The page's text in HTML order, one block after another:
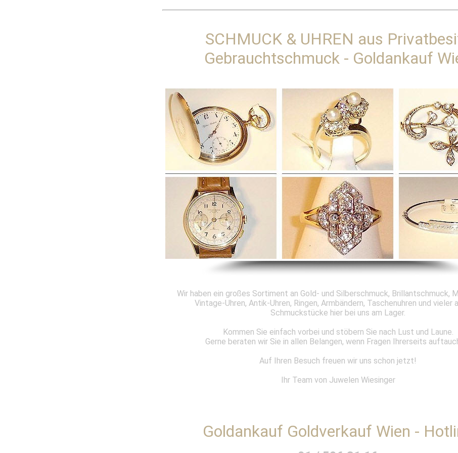
SCHMUCK & UHREN aus
Gebrauchtschmuck - Goldankauf
Wir haben ein großes Sortiment an Gold- und Silberschmuck, Brillantschmuck,
Vintage-Uhren, Antik-Uhren, Ringen, Armbändern, Taschenuhren und vieler
Schmuckstücke hier bei uns am Lager.
Kommen Sie einfach vorbei und stöbern Sie nach Lust und Laune.
Gerne beraten wir Sie in allen Belangen, wenn Fragen Ihrerseits
Auf Ihren Besuch freuen wir uns schon jetzt!
Ihr Team von Juwelen Wiesinger
Goldankauf Goldverkauf Wien -